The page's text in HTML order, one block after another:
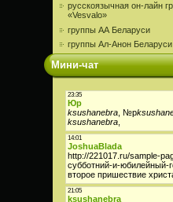
русскоязычная он-лайн
«Vesvalo»
группы АА Беларуси
группы Ал-Анон Беларуси
Мини-чат